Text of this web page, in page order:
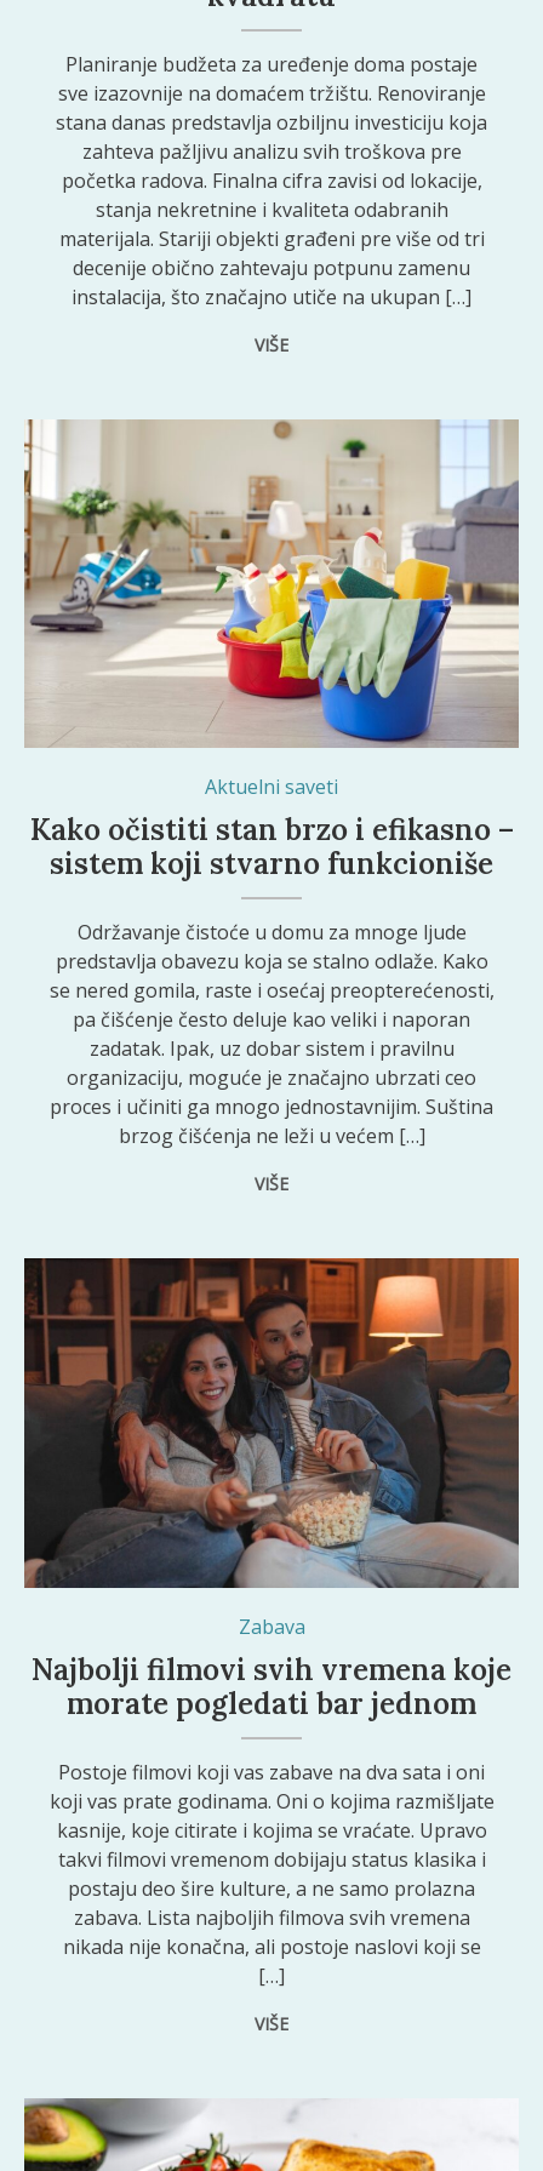
Planiranje budžeta za uređenje doma postaje
sve izazovnije na domaćem tržištu. Renoviranje
stana danas predstavlja ozbiljnu investiciju koja
zahteva pažljivu analizu svih troškova pre
početka radova. Finalna cifra zavisi od lokacije,
stanja nekretnine i kvaliteta odabranih
materijala. Stariji objekti građeni pre više od tri
decenije obično zahtevaju potpunu zamenu
instalacija, što značajno utiče na ukupan […]
VIŠE
Aktuelni saveti
Kako očistiti stan brzo i efikasno –
sistem koji stvarno funkcioniše
Održavanje čistoće u domu za mnoge ljude
predstavlja obavezu koja se stalno odlaže. Kako
se nered gomila, raste i osećaj preopterećenosti,
pa čišćenje često deluje kao veliki i naporan
zadatak. Ipak, uz dobar sistem i pravilnu
organizaciju, moguće je značajno ubrzati ceo
proces i učiniti ga mnogo jednostavnijim. Suština
brzog čišćenja ne leži u većem […]
VIŠE
Zabava
Najbolji filmovi svih vremena koje
morate pogledati bar jednom
Postoje filmovi koji vas zabave na dva sata i oni
koji vas prate godinama. Oni o kojima razmišljate
kasnije, koje citirate i kojima se vraćate. Upravo
takvi filmovi vremenom dobijaju status klasika i
postaju deo šire kulture, a ne samo prolazna
zabava. Lista najboljih filmova svih vremena
nikada nije konačna, ali postoje naslovi koji se
[…]
VIŠE